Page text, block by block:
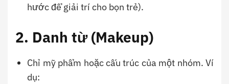
hước để giải trí cho bọn trẻ).
2. Danh từ (Makeup)
Chỉ mỹ phẩm hoặc cấu trúc của một nhóm. Ví
dụ: